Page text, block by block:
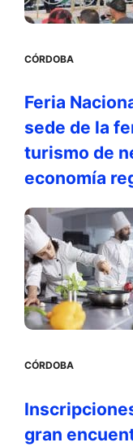
CÓRDOBA
Feria
sede de la
turismo de
economía
CÓRDOBA
gran